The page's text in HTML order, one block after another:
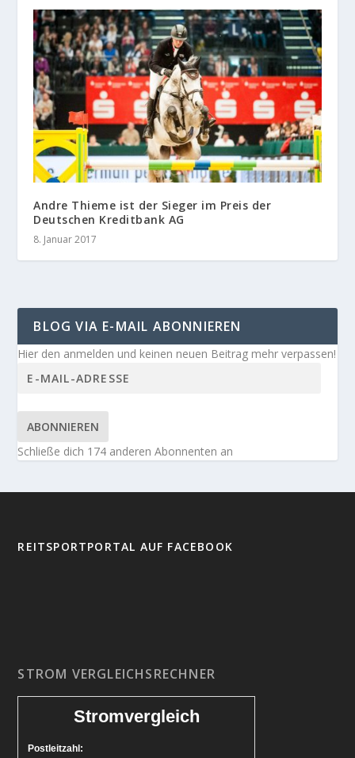
Andre Thieme ist der Sieger im Preis der
Deutschen Kreditbank AG
8. Januar 2017
BLOG VIA E-MAIL ABONNIEREN
Hier den anmelden und keinen neuen Beitrag mehr verpassen!
ABONNIEREN
Schließe dich 174 anderen Abonnenten an
REITSPORTPORTAL AUF FACEBOOK
STROM VERGLEICHSRECHNER
Stromvergleich
Postleitzahl: